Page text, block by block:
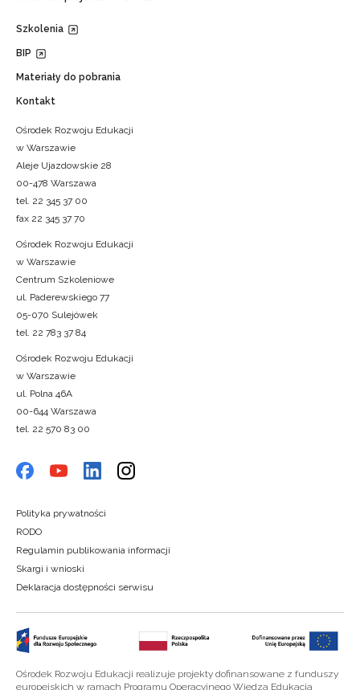
Szkolenia
BIP
Materiały do pobrania
Kontakt
Ośrodek Rozwoju Edukacji
w Warszawie
Aleje Ujazdowskie 28
00-478 Warszawa
tel. 22 345 37 00
fax 22 345 37 70
Ośrodek Rozwoju Edukacji
w Warszawie
Centrum Szkoleniowe
ul. Paderewskiego 77
05-070 Sulejówek
tel. 22 783 37 84
Ośrodek Rozwoju Edukacji
w Warszawie
ul. Polna 46A
00-644 Warszawa
tel. 22 570 83 00
Polityka prywatności
RODO
Regulamin publikowania informacji
Skargi i wnioski
Deklaracja dostępności serwisu
Ośrodek Rozwoju Edukacji realizuje projekty dofinansowane z funduszy
europejskich w ramach Programu Operacyjnego Wiedza Edukacja